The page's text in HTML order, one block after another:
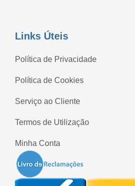
Links Úteis
Política de Privacidade
Política de Cookies
Serviço ao Cliente
Termos de Utilização
Minha Conta